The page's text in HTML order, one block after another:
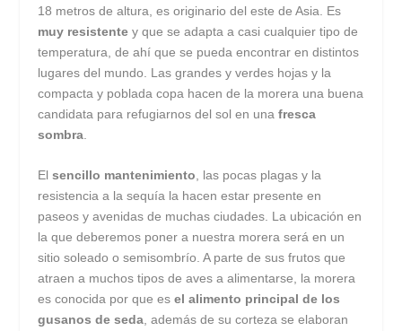
18 metros de altura, es originario del este de Asia. Es
muy resistente y que se adapta a casi cualquier tipo de
temperatura, de ahí que se pueda encontrar en distintos
lugares del mundo. Las grandes y verdes hojas y la
compacta y poblada copa hacen de la morera una buena
candidata para refugiarnos del sol en unafresca
sombra
Elsencillo mantenimiento , las pocas plagas y la
resistencia a la sequía la hacen estar presente en
paseos y avenidas de muchas ciudades. La ubicación en
la que deberemos poner a nuestra morera será en un
sitio soleado o semisombrío. A parte de sus frutos que
atraen a muchos tipos de aves a alimentarse, la morera
es conocida por que esel alimento principal de los
gusanos de seda , además de su corteza se elaboran